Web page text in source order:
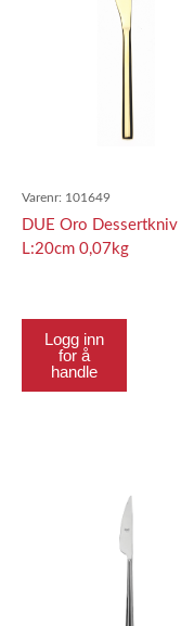
Varenr: 101649
DUE Oro Dessertkniv
L:20cm 0,07kg
Logg inn
for å
handle